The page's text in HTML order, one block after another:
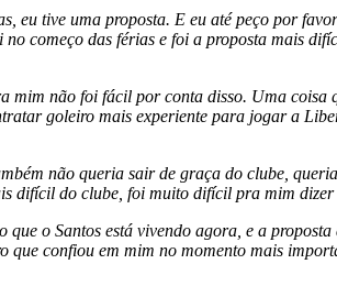
eu tive uma proposta. E eu até peço por
começo das férias e foi a proposta mais
mim não foi fácil por conta disso. Uma coisa
goleiro mais experiente para jogar a
não queria sair de graça do clube,
difícil do clube, foi muito difícil pra mim dizer
o Santos está vivendo agora, e a
que confiou em mim no momento mais